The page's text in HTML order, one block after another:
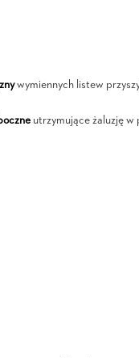
wymiennych listew
utrzymujące żaluzję w